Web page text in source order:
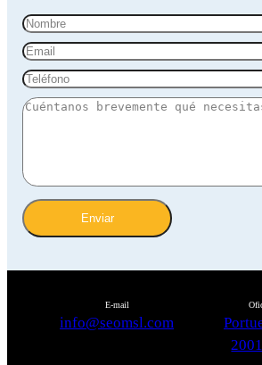
Enviar
E-mail
info@seomsl.com